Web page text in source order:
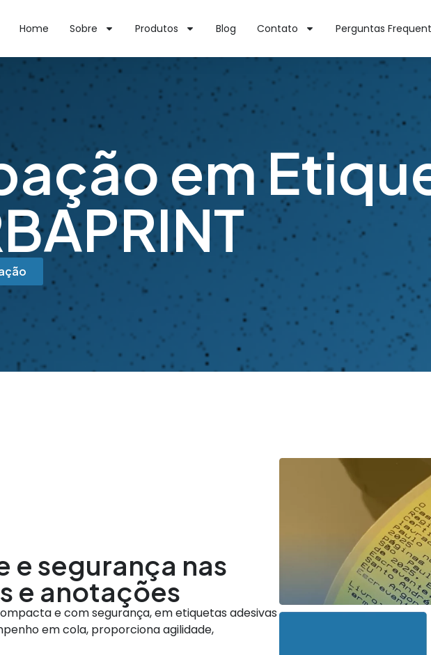
Home Sobre Produtos Blog Contato Perguntas
em
e segurança nas
e anotações
e com segurança, em etiquetas adesivas
em cola, proporciona agilidade,